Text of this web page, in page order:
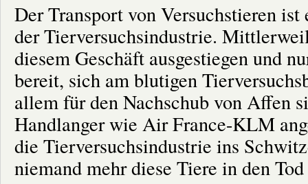
Der Transport von Versuchstieren
der Tierversuchsindustrie.
diesem Geschäft ausgestiegen und
bereit, sich am blutigen
allem für den Nachschub von Affen
Handlanger wie Air France-KLM
die Tierversuchsindustrie ins
niemand mehr diese Tiere in den